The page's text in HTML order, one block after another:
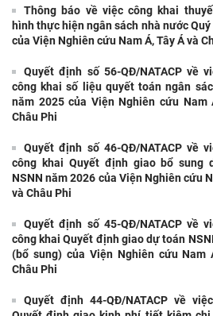
Thông báo về việc công khai
hình thực hiện ngân sách nhà nước
của Viện Nghiên cứu Nam Á, Tây Á và
Quyết định số 56-QĐ/NATACP về
công khai số liệu quyết toán ngân
năm 2025 của Viện Nghiên cứu Nam
Châu Phi
Quyết định số 46-QĐ/NATACP về
công khai Quyết định giao bổ sung
NSNN năm 2026 của Viện Nghiên cứu
và Châu Phi
Quyết định số 45-QĐ/NATACP về
công khai Quyết định giao dự toán
(bổ sung) của Viện Nghiên cứu Nam
Châu Phi
Quyết định 44-QĐ/NATACP về
Ấn Độ xem xét cải cách cơ chế phê
trong nâng cao sức hấp dẫn môi
nước tới Australia và New Zealand